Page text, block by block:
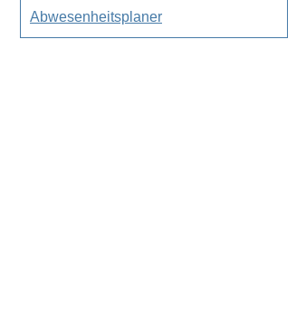
Abwesenheitsplaner